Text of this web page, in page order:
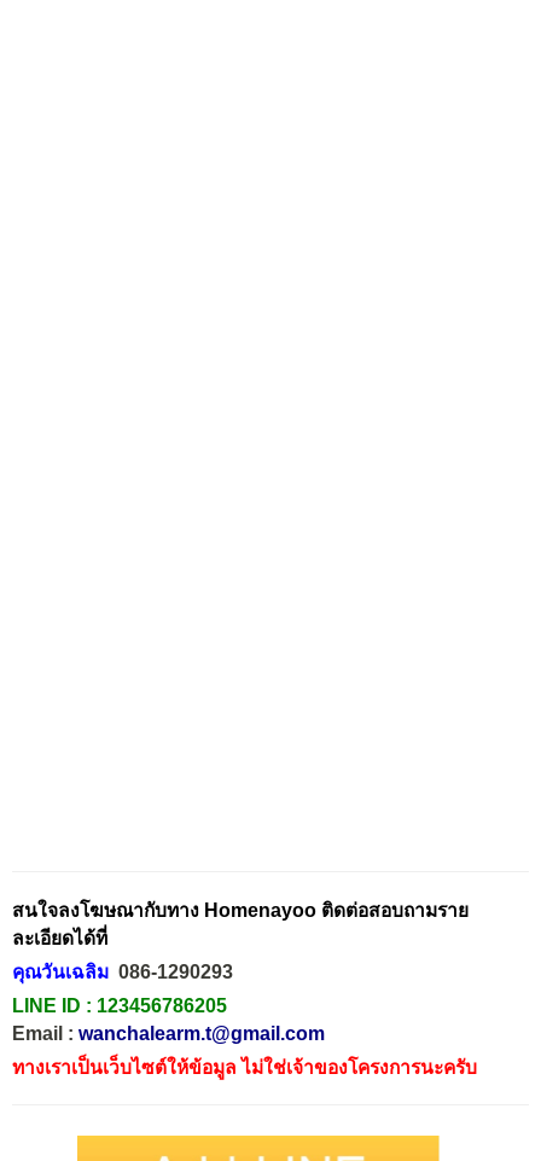
สนใจลงโฆษณากับทาง Homenayoo ติดต่อสอบถามราย
ละเอียดได้ที่
คุณวันเฉลิม 086-1290293
LINE ID : 123456786205
Email : wanchalearm.t@gmail.com
ทางเราเป็นเว็บไซต์ให้ข้อมูล ไม่ใช่เจ้าของโครงการนะครับ